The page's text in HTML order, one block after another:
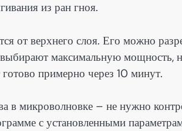
из ран гноя.
от верхнего слоя. Его можно
максимальную мощность,
примерно через 10 минут.
в микроволновке – не нужно
с установленными